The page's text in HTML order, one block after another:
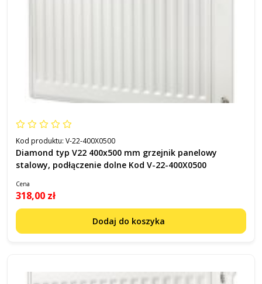
Kod produktu: V-22-400X0500
Diamond typ V22 400x500 mm grzejnik panelowy
stalowy, podłączenie dolne Kod V-22-400X0500
Cena
318,00 zł
Dodaj do koszyka